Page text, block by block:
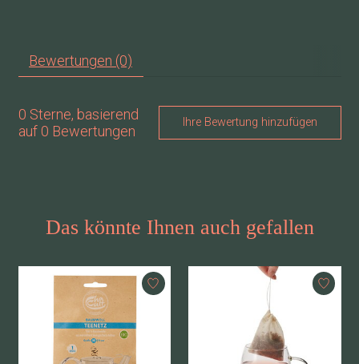
Bewertungen (0)
0 Sterne, basierend
auf 0 Bewertungen Ihre Bewertung hinzufügen
Das könnte Ihnen auch gefallen
Produkt-Karussell-Artikel